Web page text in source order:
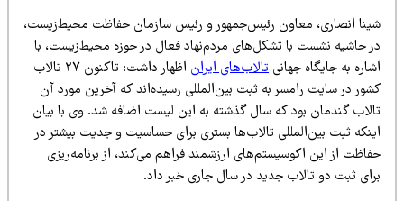
انصاری، معاون رئیس‌جمهور و رئیس سازمان حفاظت محیط‌زیست،
حاشیه نشست با تشکل‌های مردم‌نهاد فعال در حوزه محیط‌زیست، با
به جایگاه جهانیتالاب‌های ایران
اظهار داشت: تاکنون ۲۷ تالاب
در سایت رامسر به ثبت بین‌المللی رسیده‌اند که آخرین مورد آن
گندمان بود که سال گذشته به این لیست اضافه شد. وی با بیان
ثبت بین‌المللی تالاب‌ها بستری برای حساسیت و جدیت بیشتر در
از این اکوسیستم‌های ارزشمند فراهم می‌کند، از برنامه‌ریزی
ثبت دو تالاب جدید در سال جاری خبر داد.